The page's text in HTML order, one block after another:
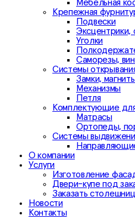
Мебельная
Крепежная
Подвески
Эксцентрики,
Уголки
Саморезы,
Системы
Замки,
Механизмы
Петля
Комплектующие
Матрасы
Ортопеды,
Системы
О компании
Услуги
Изготовление
Двери-купе под
Заказать
Новости
Контакты